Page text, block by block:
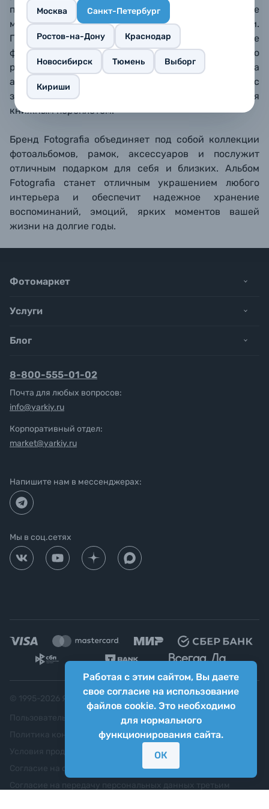
Москва Санкт-Петербург
Ростов-на-Дону Краснодар
Новосибирск Тюмень Выборг
Кириши
позволяет быстро размещать фотографии, а также
менять их расположение при необходимости.
Поднимите пленку, разместите на странице
фотографии и положите пленку обратно, аккуратно
разгладив пузырьки воздуха. Твердая обложка
альбома выполнена из искусственной кожи с
золотым тиснением на корешке, страницы крепятся
книжным переплетом.
Бренд Fotografia объединяет под собой коллекции
фотоальбомов, рамок, аксессуаров и послужит
отличным подарком для себя и близких. Альбом
Fotografia станет отличным украшением любого
интерьера и обеспечит надежное хранение
воспоминаний, эмоций, ярких моментов вашей
жизни на долгие годы.
Работая с этим сайтом, Вы даете
свое согласие на использование
файлов cookie. Это необходимо
для нормального
функционирования сайта.
ОК
Фотомаркет
Услуги
Блог
8-800-555-01-02
Почта для любых вопросов:
info@yarkiy.ru
Корпоративный отдел:
market@yarkiy.ru
Напишите нам в мессенджерах:
Мы в соц.сетях
Яркий фотомаркет ("Яркий Мир")
Пользовательское соглашение
Политика конфиденциальности
Согласие на обработку персональных данных
Согласие на передачу персональных данных третьим